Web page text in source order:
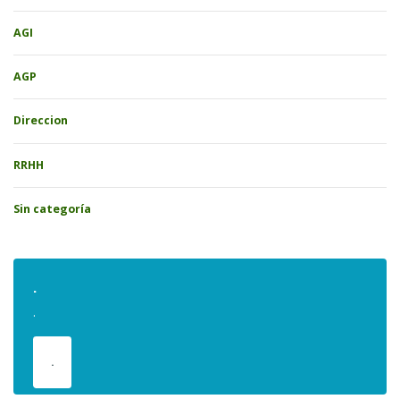
AGI
AGP
Direccion
RRHH
Sin categoría
.
.
.